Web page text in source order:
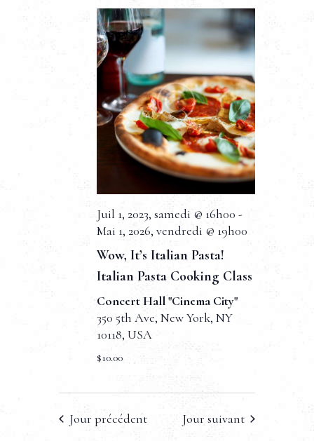
e
n
t
s
Juil 1, 2023, samedi @ 16h00 -
Mai 1, 2026, vendredi @ 19h00
Wow, It’s Italian Pasta!
Italian Pasta Cooking Class
Concert Hall "Cinema City"
350 5th Ave, New York, NY
10118, USA
$10.00
Jour précédent Jour suivant